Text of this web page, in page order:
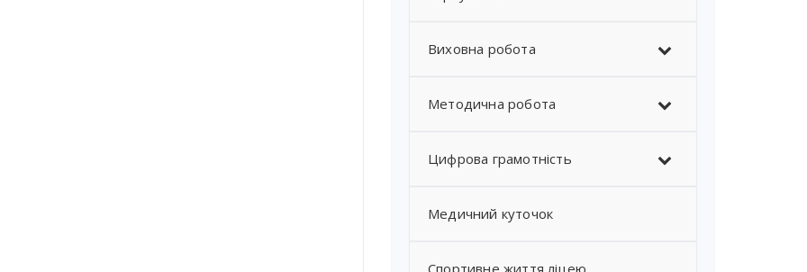
Виховна робота
Методична робота
Цифрова грамотність
Медичний куточок